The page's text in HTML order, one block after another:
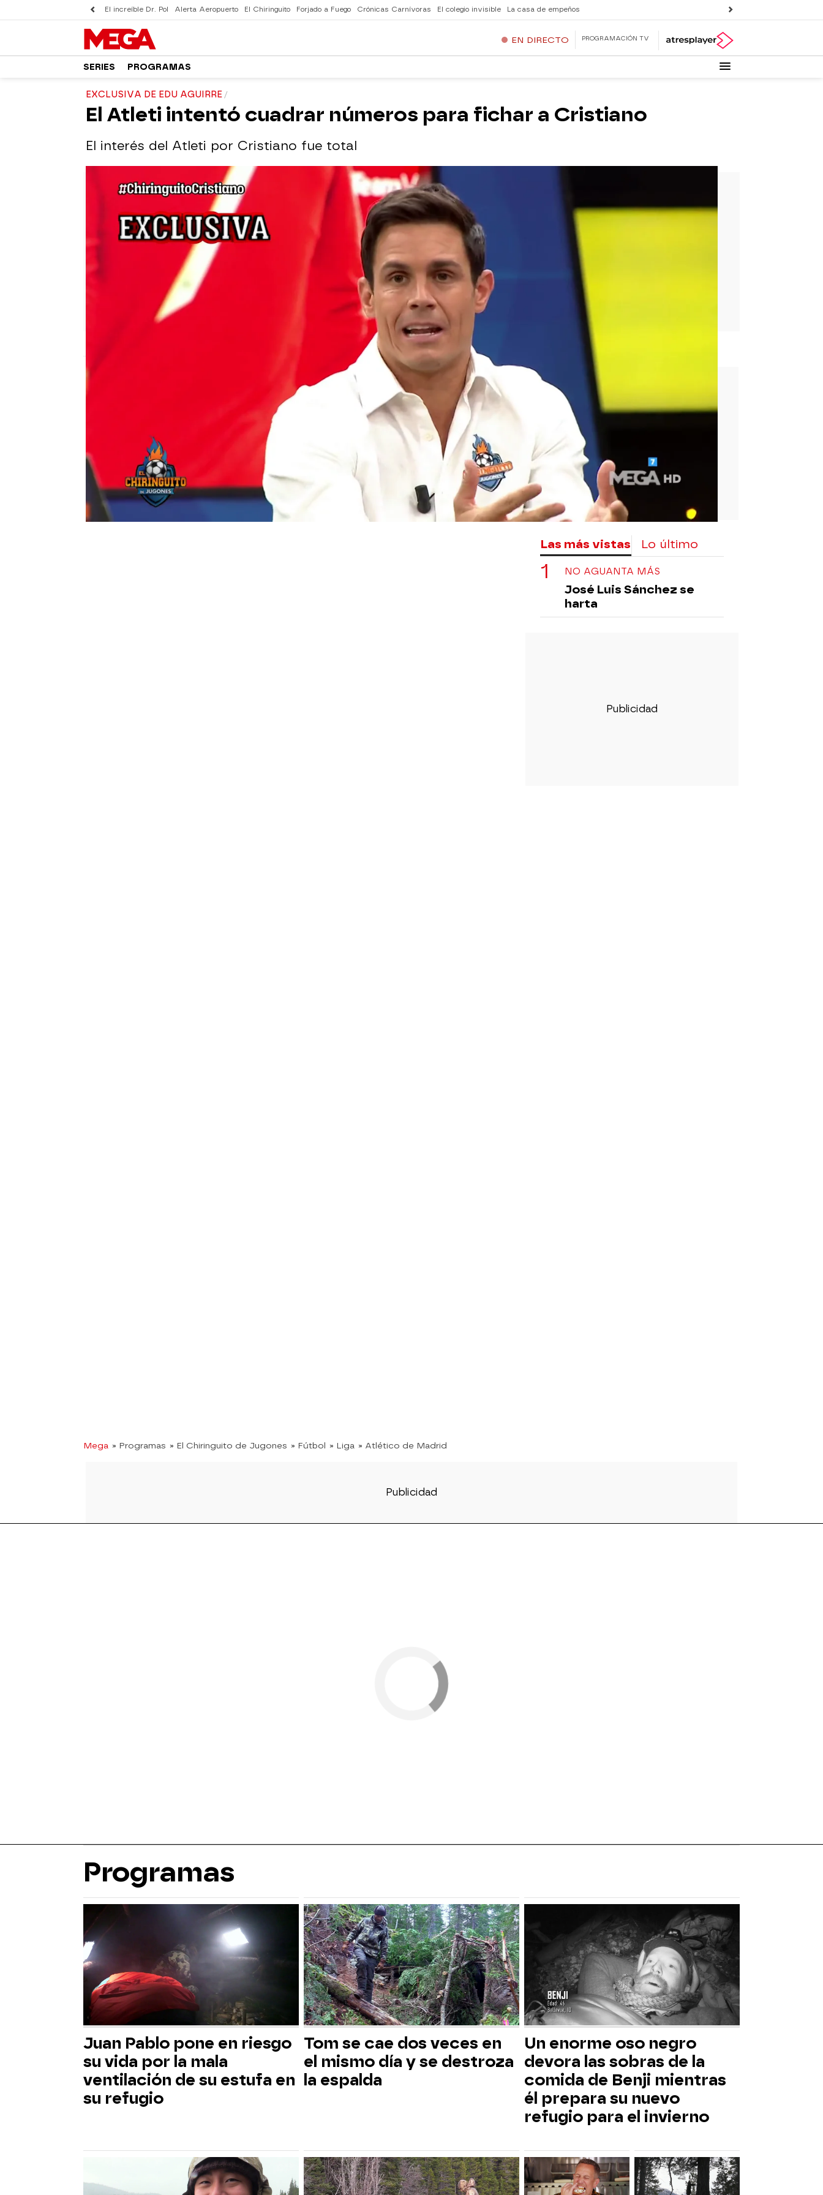
El increíble Dr. Pol Alerta Aeropuerto El Chiringuito Forjado a Fuego Crónicas Carnívoras El colegio invisible La casa de empeños
EN DIRECTO PROGRAMACIÓN TV
SERIES PROGRAMAS
EXCLUSIVA DE EDU AGUIRRE
El Atleti intentó cuadrar números para fichar a Cristiano
El interés del Atleti por Cristiano fue total
El Chiringuito
WhatsappFacebook
X Flipboard
Edu Aguirre ha contado esta noche como además del interés
del Cholo Simeone, el Atleti intentó cuadrar números respecto
a la masa salarial para ir a por el jugador portugués.
El Chiringuito de Jugones
Mega » Programas » El Chiringuito de Jugones » Fútbol » Liga » Atlético de Madrid
Las más vistas Lo último
NO AGUANTA MÁS
José Luis Sánchez se
harta
Programas
Juan Pablo pone en riesgo
su vida por la mala
ventilación de su estufa en
su refugio
Tom se cae dos veces en
el mismo día y se destroza
la espalda
Un enorme oso negro
devora las sobras de la
comida de Benji mientras
él prepara su nuevo
refugio para el invierno